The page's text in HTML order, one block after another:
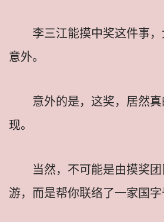
李三江能摸中奖这件事
意外。
意外的是，这奖，居然
现。
当然，不可能是由摸奖
游，而是帮你联络了一家国字